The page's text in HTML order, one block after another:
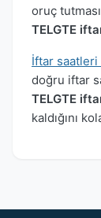
oruç
TELGTE
İftar saatleri
doğru iftar
TELGTE
kaldığını